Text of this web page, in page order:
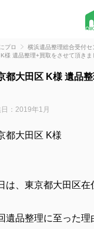
プロ 横浜遺品整理総合受付セ
様 遺品整理+買取をさせて頂きま
都大田区 K様 遺品
：2019年1月
都大田区 K様
は、東京都大田区在
遺品整理に至った理